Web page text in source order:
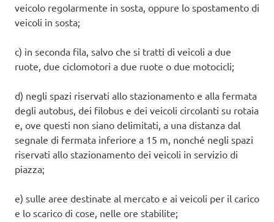
veicolo regolarmente in sosta, oppure lo spostamento di
veicoli in sosta;
c) in seconda fila, salvo che si tratti di veicoli a due
ruote, due ciclomotori a due ruote o due motocicli;
d) negli spazi riservati allo stazionamento e alla fermata
degli autobus, dei filobus e dei veicoli circolanti su rotaia
e, ove questi non siano delimitati, a una distanza dal
segnale di fermata inferiore a 15 m, nonché negli spazi
riservati allo stazionamento dei veicoli in servizio di
piazza;
e) sulle aree destinate al mercato e ai veicoli per il carico
e lo scarico di cose, nelle ore stabilite;